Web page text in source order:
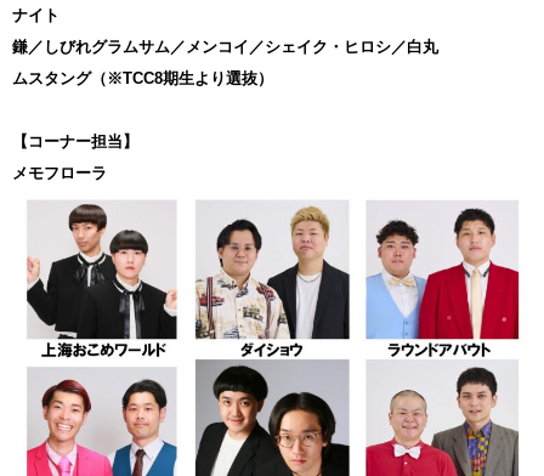
ナイト
鎌／しびれグラムサム／メンコイ／シェイク・ヒロシ／白丸
ムスタング（※TCC8期生より選抜）
【コーナー担当】
メモフローラ